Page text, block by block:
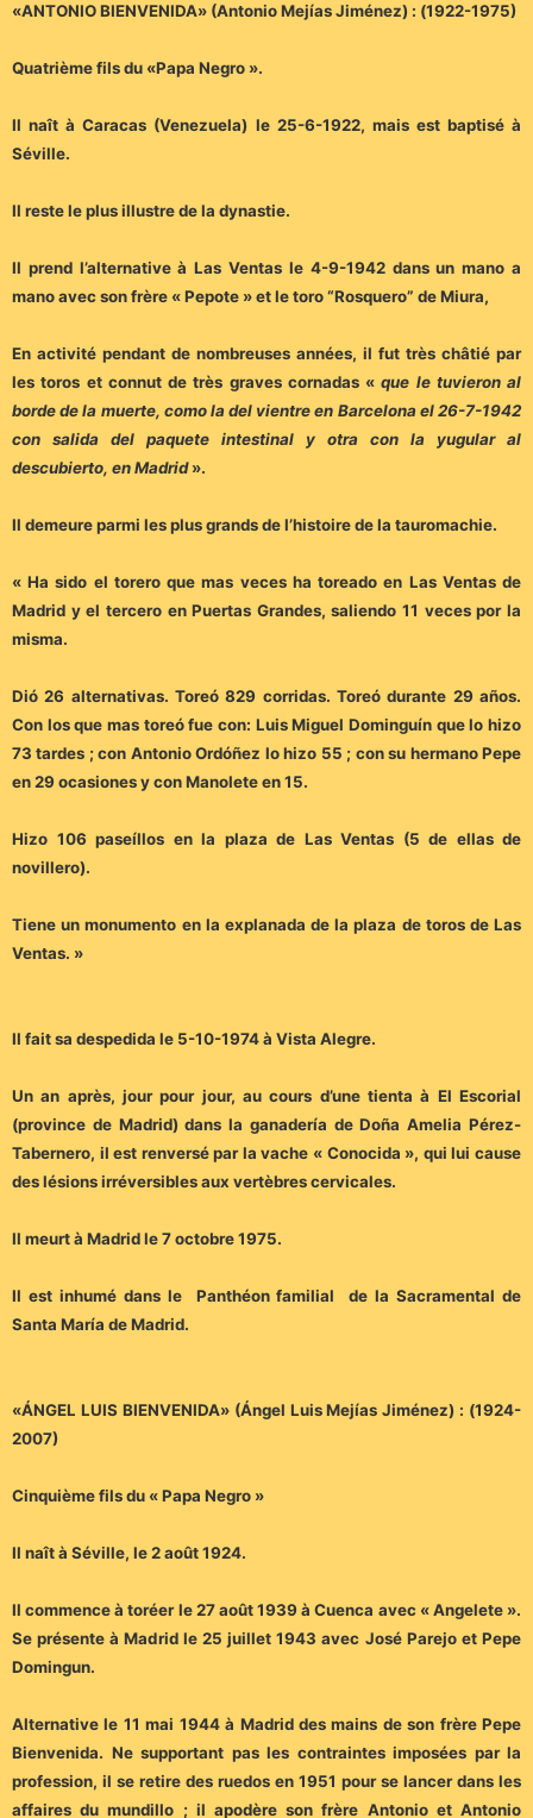
«ANTONIO BIENVENIDA» (Antonio Mejías Jiménez) : (1922-1975)
Quatrième fils du «Papa Negro ».
Il naît à Caracas (Venezuela) le 25-6-1922, mais est baptisé à
Séville.
Il reste le plus illustre de la dynastie.
Il prend l’alternative à Las Ventas le 4-9-1942 dans un mano a
mano avec son frère « Pepote » et le toro “Rosquero” de Miura,
En activité pendant de nombreuses années, il fut très châtié par
les toros et connut de très graves cornadas « que le tuvieron al
borde de la muerte, como la del vientre en Barcelona el 26-7-1942
con salida del paquete intestinal y otra con la yugular al
descubierto, en Madrid».
Il demeure parmi les plus grands de l’histoire de la tauromachie.
« Ha sido el torero que mas veces ha toreado en Las Ventas de
Madrid y el tercero en Puertas Grandes, saliendo 11 veces por la
misma.
Dió 26 alternativas. Toreó 829 corridas. Toreó durante 29 años.
Con los que mas toreó fue con: Luis Miguel Dominguín que lo hizo
73 tardes ; con Antonio Ordóñez lo hizo 55 ; con su hermano Pepe
en 29 ocasiones y con Manolete en 15.
Hizo 106 paseíllos en la plaza de Las Ventas (5 de ellas de
novillero).
Tiene un monumento en la explanada de la plaza de toros de Las
Ventas. »
Il fait sa despedida le 5-10-1974 à Vista Alegre.
Un an après, jour pour jour, au cours d’une tienta à El Escorial
(province de Madrid) dans la ganadería de Doña Amelia Pérez-
Tabernero, il est renversé par la vache « Conocida », qui lui cause
des lésions irréversibles aux vertèbres cervicales.
Il meurt à Madrid le 7 octobre 1975.
Il est inhumé dans le Panthéon familial de la Sacramental de
Santa María de Madrid.
«ÁNGEL LUIS BIENVENIDA» (Ángel Luis Mejías Jiménez) : (1924-
2007)
Cinquième fils du « Papa Negro »
Il naît à Séville, le 2 août 1924.
Il commence à toréer le 27 août 1939 à Cuenca avec « Angelete ».
Se présente à Madrid le 25 juillet 1943 avec José Parejo et Pepe
Domingun.
Alternative le 11 mai 1944 à Madrid des mains de son frère Pepe
Bienvenida. Ne supportant pas les contraintes imposées par la
profession, il se retire des ruedos en 1951 pour se lancer dans les
affaires du mundillo ; il apodère son frère Antonio et Antonio